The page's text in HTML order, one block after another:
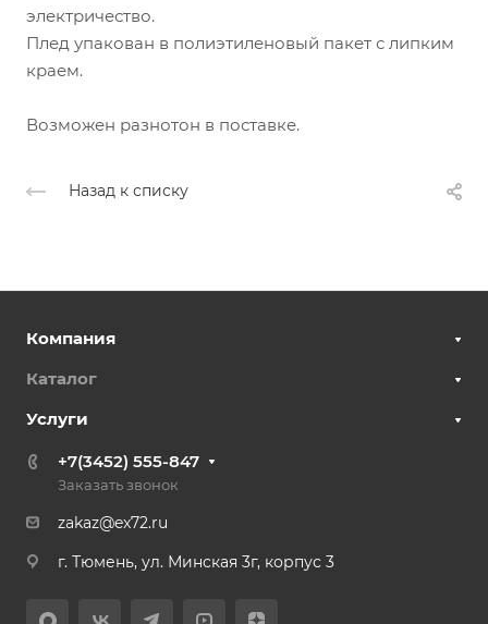
электричество.
Плед упакован в полиэтиленовый пакет с липким
краем.
Возможен разнотон в поставке.
Назад к списку
Компания
Каталог
Услуги
+7(3452) 555-847
Заказать звонок
zakaz@ex72.ru
г. Тюмень, ул. Минская 3г, корпус 3